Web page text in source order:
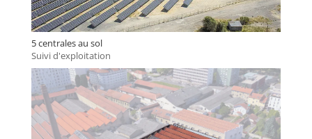
5 centrales au sol
Suivi d'exploitation